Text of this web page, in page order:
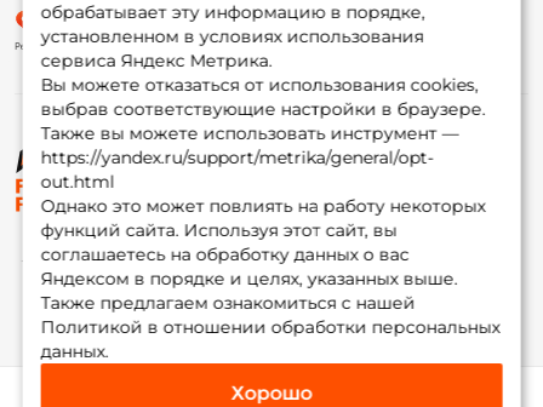
обрабатывает эту информацию в порядке,
установленном в условиях использования
сервиса Яндекс Метрика.
Вы можете отказаться от использования cookies,
выбрав соответствующие настройки в браузере.
Также вы можете использовать инструмент —
https://yandex.ru/support/metrika/general/opt-
out.html
Однако это может повлиять на работу некоторых
функций сайта. Используя этот сайт, вы
соглашаетесь на обработку данных о вас
Яндексом в порядке и целях, указанных выше.
Также предлагаем ознакомиться с нашей
Политикой в отношении обработки персональных
данных.
Хорошо
© ФоксФишинг, 2009-2026